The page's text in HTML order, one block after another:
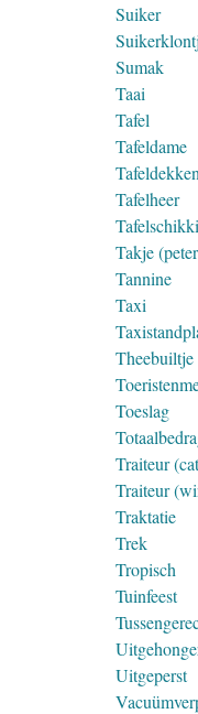
Suiker
Sumak
Taai
Tafel
Tafeldame
Tafeldekken
Tafelheer
Takje
Tannine
Taxi
Theebuiltje
Toeslag
Traiteur
Traiteur
Traktatie
Trek
Tropisch
Tuinfeest
Uitgeperst